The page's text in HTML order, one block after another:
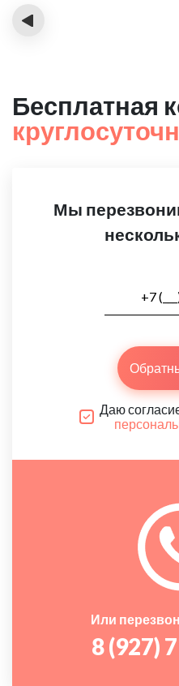
‹
Бесплатная
Мы
Даю
Или
8 (927)